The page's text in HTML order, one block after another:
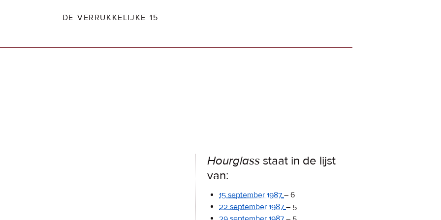
DE VERRUKKELIJKE 15
Hourglass staat in de lijst
van:
15 september 1987 – 6
22 september 1987 – 5